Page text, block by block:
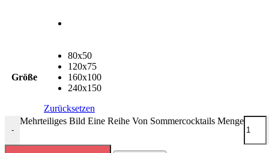
Größe
80x50
120x75
160x100
240x150
Zurücksetzen
-
Mehrteiliges Bild Eine Reihe Von Sommercocktails Menge